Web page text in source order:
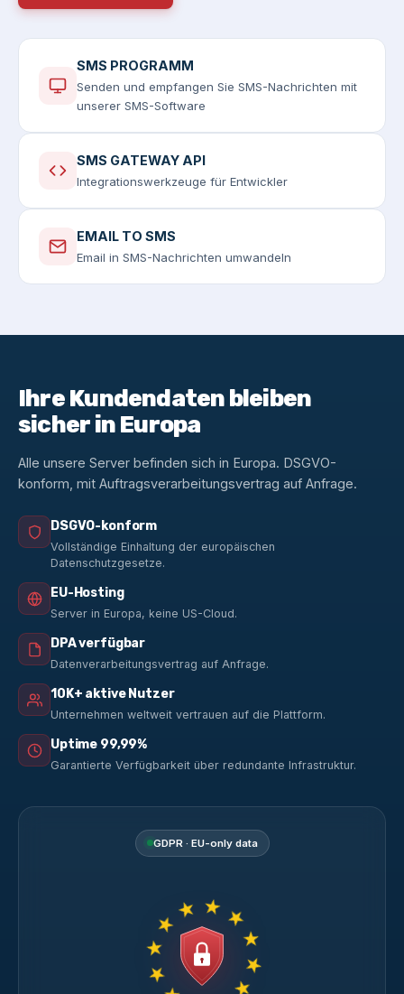
SMS PROGRAMM
Senden und empfangen Sie SMS-Nachrichten mit
unserer SMS-Software
SMS GATEWAY API
Integrationswerkzeuge für Entwickler
EMAIL TO SMS
Email in SMS-Nachrichten umwandeln
Ihre Kundendaten bleiben
sicher in Europa
Alle unsere Server befinden sich in Europa. DSGVO-
konform, mit Auftragsverarbeitungsvertrag auf Anfrage.
DSGVO-konform
Vollständige Einhaltung der europäischen
Datenschutzgesetze.
EU-Hosting
Server in Europa, keine US-Cloud.
DPA verfügbar
Datenverarbeitungsvertrag auf Anfrage.
10K+ aktive Nutzer
Unternehmen weltweit vertrauen auf die Plattform.
Uptime 99,99%
Garantierte Verfügbarkeit über redundante Infrastruktur.
GDPR · EU-only data